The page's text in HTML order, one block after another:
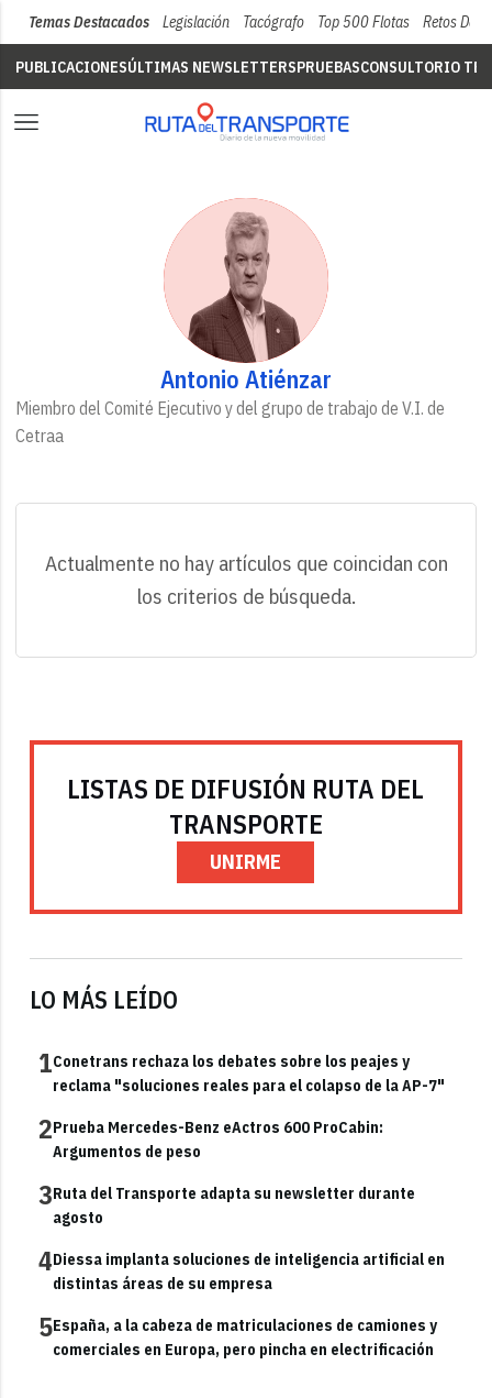
Temas Destacados Legislación Tacógrafo Top 500 Flotas Retos Del
PUBLICACIONESÚLTIMAS NEWSLETTERSPRUEBASCONSULTORIO
Antonio Atiénzar
Miembro del Comité Ejecutivo y del grupo de trabajo de V.I. de
Cetraa
Actualmente no hay artículos que coincidan con
los criterios de búsqueda.
LISTAS DE DIFUSIÓN RUTA DEL
TRANSPORTE
UNIRME
LO MÁS LEÍDO
1Conetrans rechaza los debates sobre los peajes y
reclama "soluciones reales para el colapso de la AP-7"
2Prueba Mercedes-Benz eActros 600 ProCabin:
Argumentos de peso
3Ruta del Transporte adapta su newsletter durante
agosto
4Diessa implanta soluciones de inteligencia artificial en
distintas áreas de su empresa
5España, a la cabeza de matriculaciones de camiones y
comerciales en Europa, pero pincha en electrificación